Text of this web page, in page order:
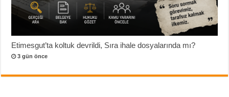
Etimesgut’ta koltuk devrildi, Sıra ihale dosyalarında mı?
3 gün önce